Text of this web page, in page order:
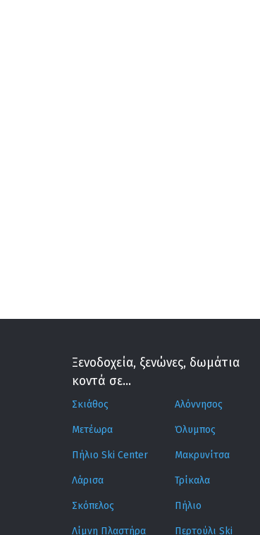
Ξενοδοχεία, ξενώνες, δωμάτια
κοντά σε...
Σκιάθος
Μετέωρα
Πήλιο Ski Center
Λάρισα
Σκόπελος
Λίμνη Πλαστήρα
Αλόννησος
Όλυμπος
Μακρυνίτσα
Τρίκαλα
Πήλιο
Περτούλι Ski